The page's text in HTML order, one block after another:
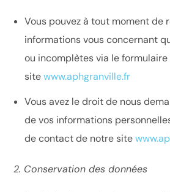
Vous pouvez à tout moment de
informations vous concernant
ou incomplètes via le
sitewww.aphgranville.fr
Vous avez le droit de nous
de vos informations
de contact de notre site
2. Conservation des données